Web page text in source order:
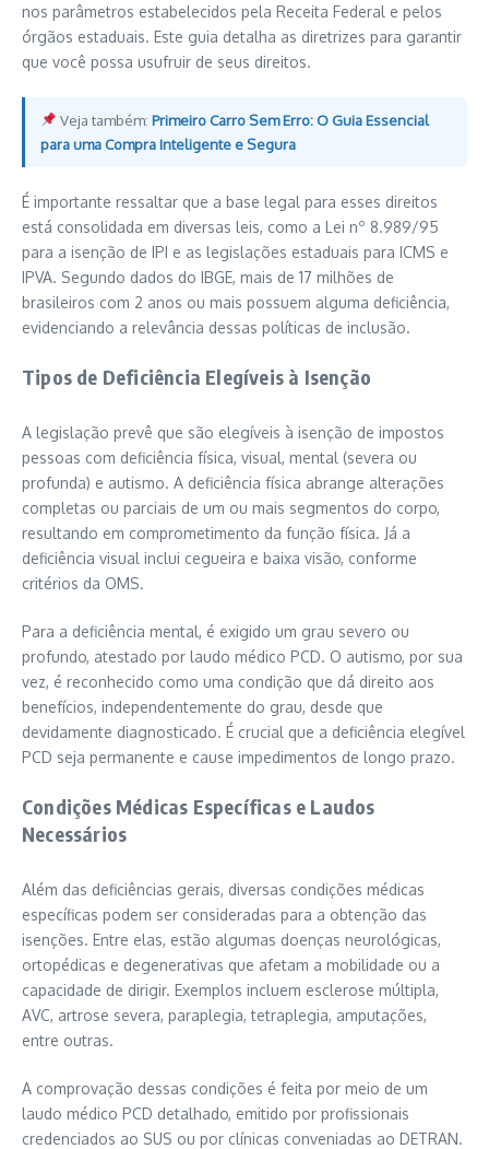
nos parâmetros estabelecidos pela Receita Federal e pelos
órgãos estaduais. Este guia detalha as diretrizes para garantir
que você possa usufruir de seus direitos.
Veja também:Primeiro Carro Sem Erro: O Guia Essencial
para uma Compra Inteligente e Segura
É importante ressaltar que a base legal para esses direitos
está consolidada em diversas leis, como a Lei nº 8.989/95
para a isenção de IPI e as legislações estaduais para ICMS e
IPVA. Segundo dados do IBGE, mais de 17 milhões de
brasileiros com 2 anos ou mais possuem alguma deficiência,
evidenciando a relevância dessas políticas de inclusão.
Tipos de Deficiência Elegíveis à Isenção
A legislação prevê que são elegíveis à isenção de impostos
pessoas com deficiência física, visual, mental (severa ou
profunda) e autismo. A deficiência física abrange alterações
completas ou parciais de um ou mais segmentos do corpo,
resultando em comprometimento da função física. Já a
deficiência visual inclui cegueira e baixa visão, conforme
critérios da OMS.
Para a deficiência mental, é exigido um grau severo ou
profundo, atestado por laudo médico PCD. O autismo, por sua
vez, é reconhecido como uma condição que dá direito aos
benefícios, independentemente do grau, desde que
devidamente diagnosticado. É crucial que a deficiência elegível
PCD seja permanente e cause impedimentos de longo prazo.
Condições Médicas Específicas e Laudos
Necessários
Além das deficiências gerais, diversas condições médicas
específicas podem ser consideradas para a obtenção das
isenções. Entre elas, estão algumas doenças neurológicas,
ortopédicas e degenerativas que afetam a mobilidade ou a
capacidade de dirigir. Exemplos incluem esclerose múltipla,
AVC, artrose severa, paraplegia, tetraplegia, amputações,
entre outras.
A comprovação dessas condições é feita por meio de um
laudo médico PCD detalhado, emitido por profissionais
credenciados ao SUS ou por clínicas conveniadas ao DETRAN.